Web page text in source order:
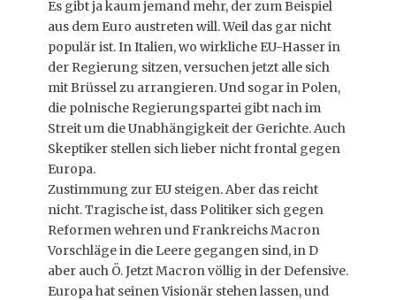
Es gibt ja kaum jemand mehr, der zum Beispiel
aus dem Euro austreten will. Weil das gar nicht
populär ist. In Italien, wo wirkliche EU-Hasser in
der Regierung sitzen, versuchen jetzt alle sich
mit Brüssel zu arrangieren. Und sogar in Polen,
die polnische Regierungspartei gibt nach im
Streit um die Unabhängigkeit der Gerichte. Auch
Skeptiker stellen sich lieber nicht frontal gegen
Europa.
Zustimmung zur EU steigen. Aber das reicht
nicht. Tragische ist, dass Politiker sich gegen
Reformen wehren und Frankreichs Macron
Vorschläge in die Leere gegangen sind, in D
aber auch Ö. Jetzt Macron völlig in der Defensive.
Europa hat seinen Visionär stehen lassen, und